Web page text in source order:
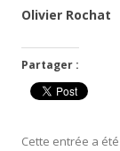
Olivier Rochat
Partager :
Cette entrée a